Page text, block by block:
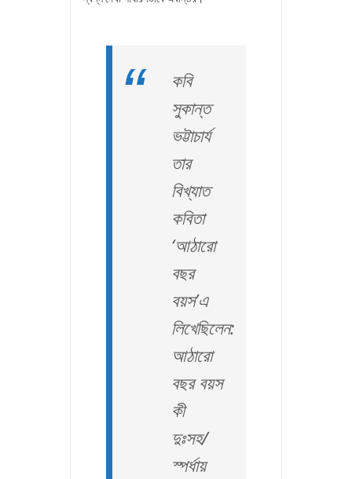
কবি
সুকান্ত
ভট্টাচার্য
তার
বিখ্যাত
কবিতা
‘আঠারো
বছর
বয়স’এ
লিখেছিলেন:
আঠারো
বছর বয়স
কী
দুঃসহ/
স্পর্ধায়